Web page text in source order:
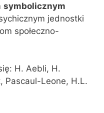
symbolicznym
jednostki
społeczno-
H. Aebli, H.
Pascaul-Leone, H.L.